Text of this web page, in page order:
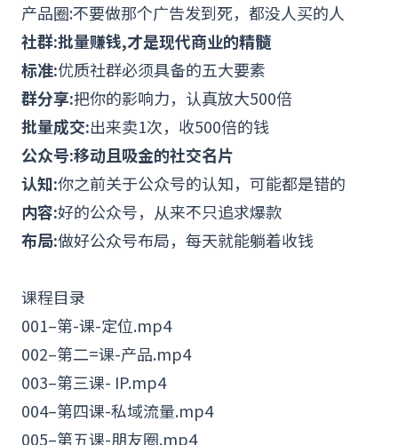
产品圈:不要做那个广告发到死，都没人买的人
社群:批量赚钱,才是现代商业的精髓
标准:优质社群必须具备的五大要素
群分享:把你的影响力，认真放大500倍
批量成交:出来卖1次，收500倍的钱
公众号:移动且吸金的社交名片
认知:你之前关于公众号的认知，可能都是错的
内容:好的公众号，从来不只追求爆款
布局:做好公众号布局，每天就能躺着收钱
课程目录
001–第-课-定位.mp4
002–第二=课-产品.mp4
003–第三课- IP.mp4
004–第四课-私域流量.mp4
005–第五课-朋友圈.mp4